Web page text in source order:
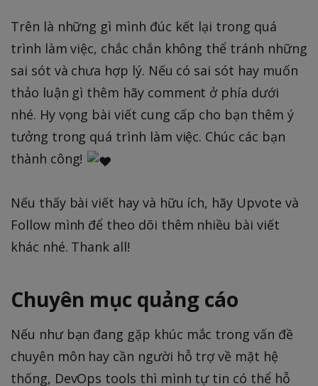
Trên là những gì mình đúc kết lại trong quá
trình làm việc, chắc chắn không thể tránh những
sai sót và chưa hợp lý. Nếu có sai sót hay muốn
thảo luận gì thêm hãy comment ở phía dưới
nhé. Hy vọng bài viết cung cấp cho bạn thêm ý
tưởng trong quá trình làm việc. Chúc các bạn
thành công!
Nếu thấy bài viết hay và hữu ích, hãy Upvote và
Follow mình để theo dõi thêm nhiều bài viết
khác nhé. Thank all!
Chuyên mục quảng cáo
Nếu như bạn đang gặp khúc mắc trong vấn đề
chuyên môn hay cần người hỗ trợ về mặt hệ
thống, DevOps tools thì mình tự tin có thể hỗ